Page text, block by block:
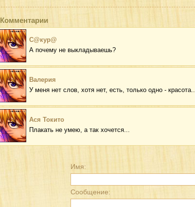
Комментарии
С@кур@
А почему не выкладываешь?
Валерия
У меня нет слов, хотя нет, есть, только одно - красота..
Ася Токито
Плакать не умею, а так хочется...
Имя:
Сообщение: